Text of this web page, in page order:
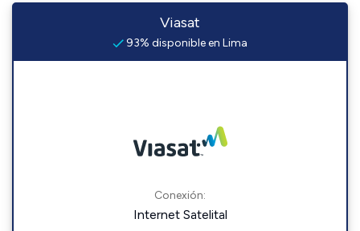
Viasat
93% disponible en Lima
Conexión:
Internet Satelital